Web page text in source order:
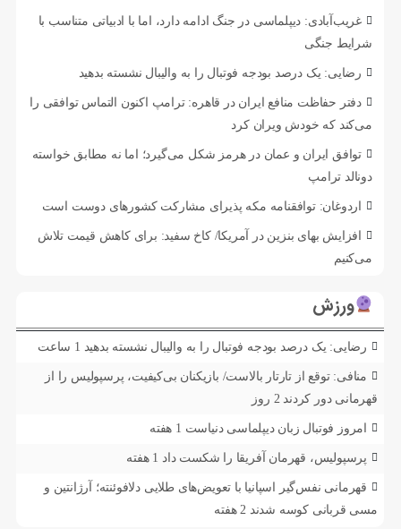
غریب‌آبادی: دیپلماسی در جنگ ادامه دارد، اما با ادبیاتی متناسب با
شرایط جنگی
رضایی: یک درصد بودجه فوتبال را به والیبال نشسته بدهید
دفتر حفاظت منافع ایران در قاهره: ترامپ اکنون التماس توافقی را
می‌کند که خودش ویران کرد
توافق ایران و عمان در هرمز شکل می‌گیرد؛ اما نه مطابق خواسته
دونالد ترامپ
اردوغان: توافقنامه مکه پذیرای مشارکت کشورهای دوست است
افزایش بهای بنزین در آمریکا/ کاخ سفید: برای کاهش قیمت تلاش
می‌کنیم
ورزش
رضایی: یک درصد بودجه فوتبال را به والیبال نشسته بدهید 1 ساعت
منافی: توقع از تارتار بالاست/ بازیکنان بی‌کیفیت، پرسپولیس را از
قهرمانی دور کردند 2 روز
امروز فوتبال زبان دیپلماسی دنیاست 1 هفته
پرسپولیس، قهرمان آفریقا را شکست داد 1 هفته
قهرمانی نفس‌گیر اسپانیا با تعویض‌های طلایی دلافوئنته؛ آرژانتین و
مسی قربانی کوسه شدند 2 هفته